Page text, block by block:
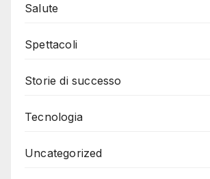
Salute
Spettacoli
Storie di successo
Tecnologia
Uncategorized